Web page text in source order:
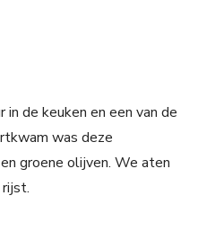
in de keuken en een van de
was deze
groene olijven. We aten